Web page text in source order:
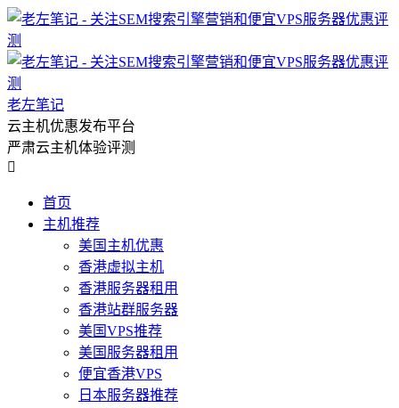
老左笔记
云主机优惠发布平台
严肃云主机体验评测

首页
主机推荐
美国主机优惠
香港虚拟主机
香港服务器租用
香港站群服务器
美国VPS推荐
美国服务器租用
便宜香港VPS
日本服务器推荐